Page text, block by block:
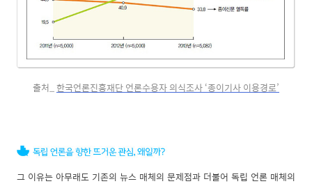
출처_ 한국언론진흥재단 언론수용자 의식조사 ‘종이기사 이용경로’
그 이유는 아무래도 기존의 뉴스 매체의 문제점과 더불어 독립 언론 매체의